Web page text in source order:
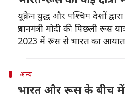
यूक्रेन युद्ध और पश्चिम देशों
प्रधानमंत्री मोदी की पिछली
2023 में रूस से भारत का आयात
अन्य
भारत और रूस के बीच में